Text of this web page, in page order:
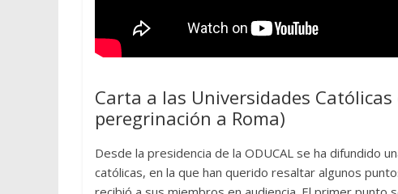
Carta a las Universidades
peregrinación a Roma)
Desde la presidencia de la ODUCAL se ha difundido
católicas, en la que han querido resaltar algunos